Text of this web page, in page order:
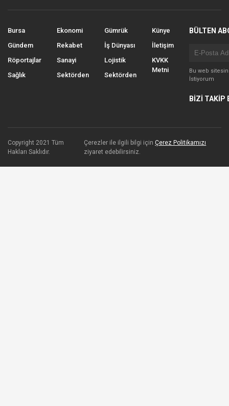
Bursa
Gündem
Röportajlar
Sağlık
Ekonomi
Rekabet
Sanayi
Sektörden
Gümrük
İş Dünyası
Lojistik
Sektörden
Künye
İletişim
KVKK
Metni
BÜLTEN
Bu web
İstiyorum
BİZİ TAKİP
Copyright 2021 Tüm
Hakları Saklıdır.
Çerezler ile ilgili bilgi içinÇerez Politikamızı
ziyaret edebilirsiniz.